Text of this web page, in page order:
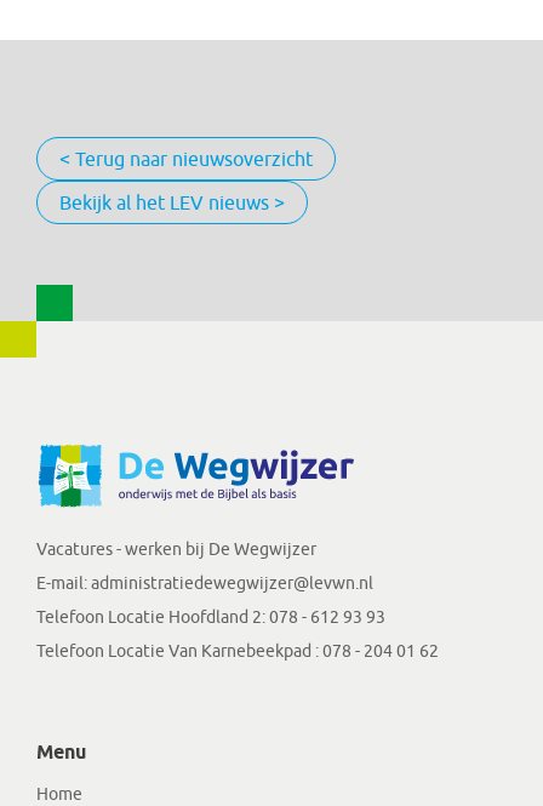
< Terug naar nieuwsoverzicht
Bekijk al het LEV nieuws >
Vacatures - werken bij De Wegwijzer
E-mail:administratiedewegwijzer@levwn.nl
Telefoon Locatie Hoofdland 2:078 - 612 93 93
Telefoon Locatie Van Karnebeekpad :078 - 204 01 62
Menu
Home